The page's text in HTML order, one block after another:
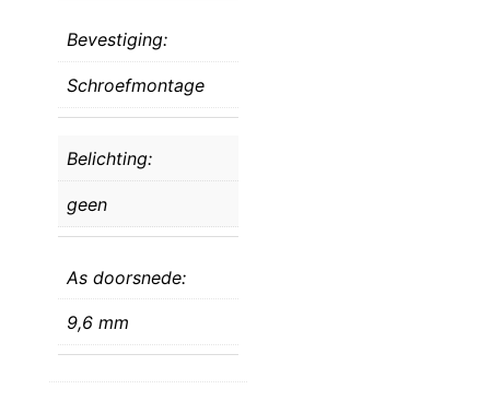
Bevestiging:
Schroefmontage
Belichting:
geen
As doorsnede:
9,6 mm